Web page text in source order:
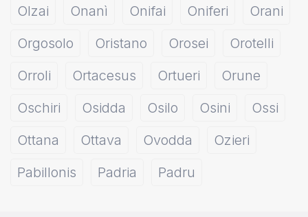
Olzai
Onanì Onifai Oniferi
Orani
Orgosolo
Oristano Orosei
Orotelli
Orroli
Ortacesus Ortueri
Orune
Oschiri
Osidda Osilo Osini
Ossi
Ottana
Ottava Ovodda
Ozieri
Pabillonis
Padria Padru